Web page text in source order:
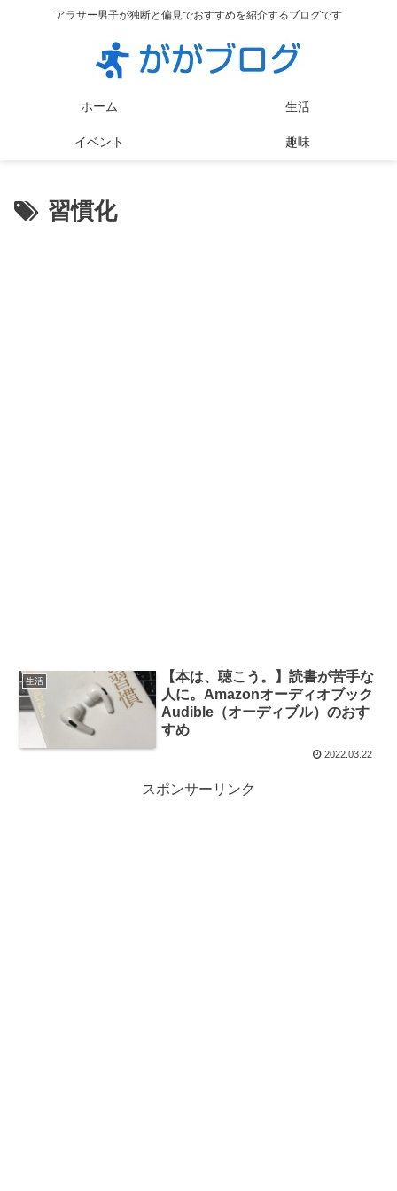
アラサー男子が独断と偏見でおすすめを紹介するブログです
ホーム 生活
イベント 趣味
習慣化
生活
【本は、聴こう。】読書が苦手な
人に。Amazonオーディオブック
Audible（オーディブル）のおす
すめ
2022.03.22
スポンサーリンク